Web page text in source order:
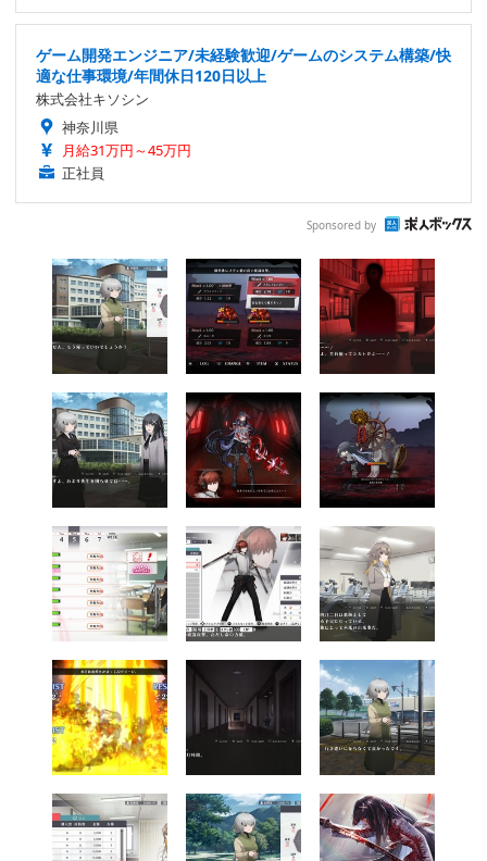
ゲーム開発エンジニア/未経験歓迎/ゲームのシステム構築/快
適な仕事環境/年間休日120日以上
株式会社キソシン
神奈川県
月給31万円～45万円
正社員
Sponsored by